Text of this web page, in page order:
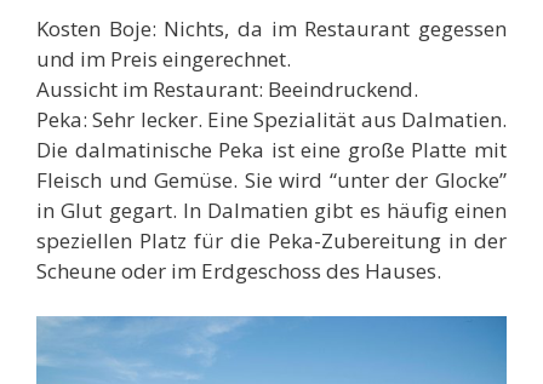
Kosten Boje: Nichts, da im Restaurant gegessen
und im Preis eingerechnet.
Aussicht im Restaurant: Beeindruckend.
Peka: Sehr lecker. Eine Spezialität aus Dalmatien.
Die dalmatinische Peka ist eine große Platte mit
Fleisch und Gemüse. Sie wird “unter der Glocke”
in Glut gegart. In Dalmatien gibt es häufig einen
speziellen Platz für die Peka-Zubereitung in der
Scheune oder im Erdgeschoss des Hauses.